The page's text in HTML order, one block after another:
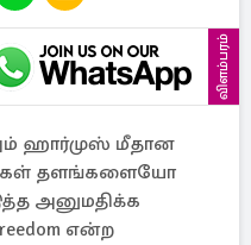
விளம்பரம்
ஹார்முஸ் மீதான
தளங்களையோ
அனுமதிக்க
என்ற